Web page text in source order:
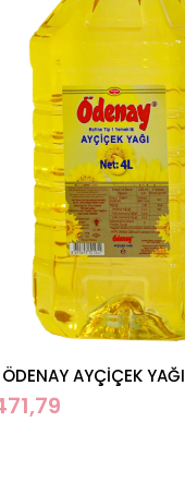
AYÇİÇEK YAĞI